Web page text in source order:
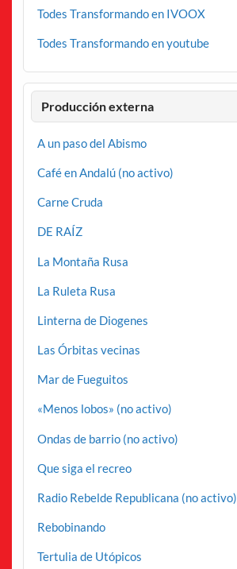
Todes Transformando en IVOOX
Todes Transformando en youtube
Producción externa
A un paso del Abismo
Café en Andalú (no activo)
Carne Cruda
DE RAÍZ
La Montaña Rusa
La Ruleta Rusa
Linterna de Diogenes
Las Órbitas vecinas
Mar de Fueguitos
«Menos lobos» (no activo)
Ondas de barrio (no activo)
Que siga el recreo
Radio Rebelde Republicana (no activo)
Rebobinando
Tertulia de Utópicos